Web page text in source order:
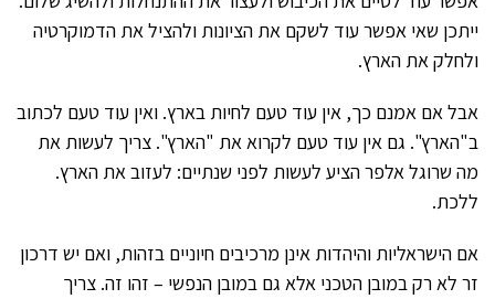
ייתכן שאי אפשר עוד לשקם את הציונות ולהציל את הדמוקרטיה
ולחלק את הארץ.
אבל אם אמנם כך, אין עוד טעם לחיות בארץ. ואין עוד טעם לכתוב
ב"הארץ". גם אין עוד טעם לקרוא את "הארץ". צריך לעשות את
מה שרוגל אלפר הציע לעשות לפני שנתיים: לעזוב את הארץ.
ללכת.
אם הישראליות והיהדות אינן מרכיבים חיוניים בזהות, ואם יש דרכון
זר לא רק במובן הטכני אלא גם במובן הנפשי – זהו זה. צריך